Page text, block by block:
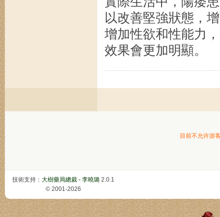
以改善堅強狀態，
增加性欲和性能力
效果會更加明顯。
目前不允许游
技術支持： 大樹藥局總裁 - 李曉璐 2.0.1
© 2001-2026